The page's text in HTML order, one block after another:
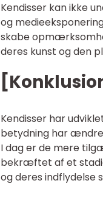
Kendisser kan ikke
og
skabe
deres kunst og den
Kendisser har
betydning har
I dag er de mere
bekræftet af et
og deres indflydelse